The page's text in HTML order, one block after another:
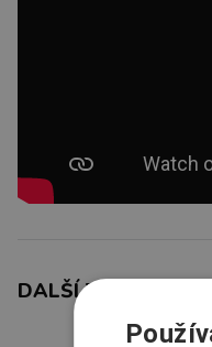
DALŠÍ Z KATEGORIE